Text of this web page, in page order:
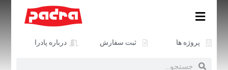
پروژه ها ثبت سفارش درباره پادرا